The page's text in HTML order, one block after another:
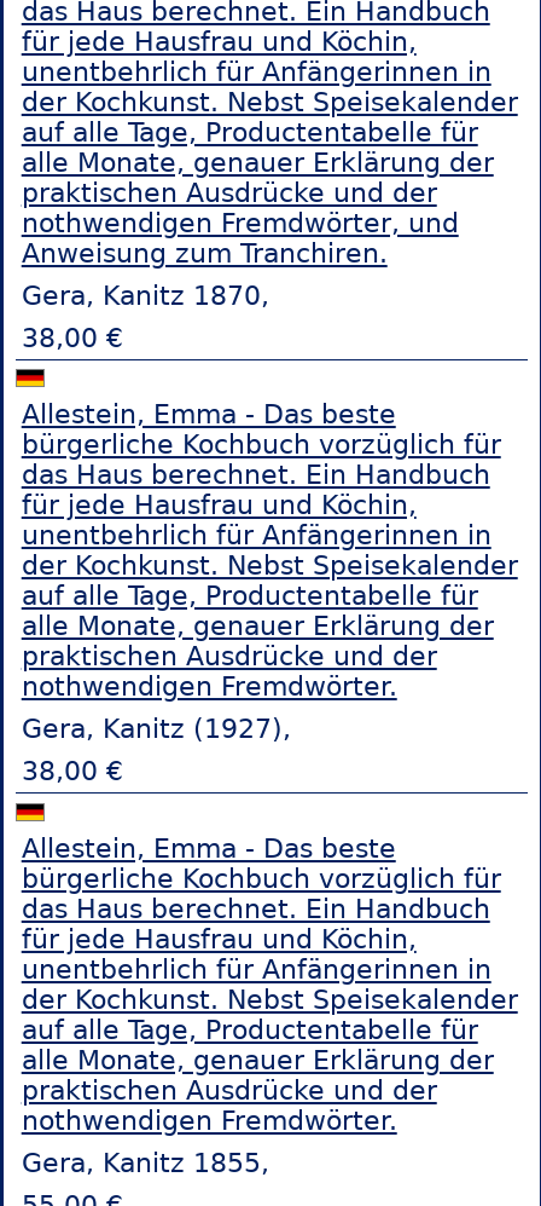
das Haus berechnet. Ein Handbuch
für jede Hausfrau und Köchin,
unentbehrlich für Anfängerinnen in
der Kochkunst. Nebst Speisekalender
auf alle Tage, Productentabelle für
alle Monate, genauer Erklärung der
praktischen Ausdrücke und der
nothwendigen Fremdwörter, und
Anweisung zum Tranchiren.
Gera, Kanitz 1870,
38,00 €
Allestein, Emma - Das beste
bürgerliche Kochbuch vorzüglich für
das Haus berechnet. Ein Handbuch
für jede Hausfrau und Köchin,
unentbehrlich für Anfängerinnen in
der Kochkunst. Nebst Speisekalender
auf alle Tage, Productentabelle für
alle Monate, genauer Erklärung der
praktischen Ausdrücke und der
nothwendigen Fremdwörter.
Gera, Kanitz (1927),
38,00 €
Allestein, Emma - Das beste
bürgerliche Kochbuch vorzüglich für
das Haus berechnet. Ein Handbuch
für jede Hausfrau und Köchin,
unentbehrlich für Anfängerinnen in
der Kochkunst. Nebst Speisekalender
auf alle Tage, Productentabelle für
alle Monate, genauer Erklärung der
praktischen Ausdrücke und der
nothwendigen Fremdwörter.
Gera, Kanitz 1855,